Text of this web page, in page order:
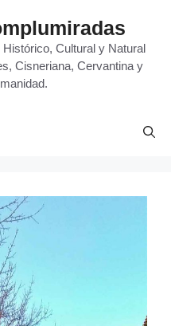
Cultural y Natural
Cisneriana, Cervantina y